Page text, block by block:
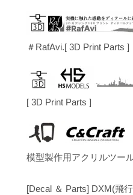
＃RafAvi.[ 3D Print Parts ]
[ 3D Print Parts ]
模型製作用アクリルツー
[Decal ＆ Parts] DXM(飛